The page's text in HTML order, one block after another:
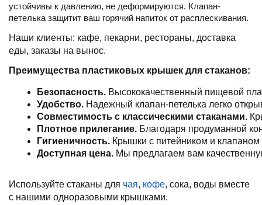
устойчивы к давлению, не деформируются. Клапан-
петелька защитит ваш горячий напиток от расплескивания.
Наши клиенты: кафе, пекарни, рестораны, доставка
еды, заказы на вынос.
Преимущества пластиковых крышек для стаканов:
Безопасность. Высококачественный пищевой
Удобство. Надежный клапан-петелька легко
Совместимость с классическими стаканами.
Плотное прилегание. Благодаря продуманной
Гигиеничность. Крышки с питейником и
Доступная цена. Мы предлагаем вам
Используйте стаканы для чая, кофе, сока, воды вместе
с нашими одноразовыми крышками.